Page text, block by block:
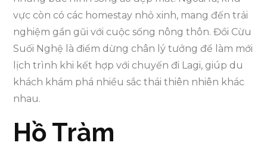
vực còn có các homestay nhỏ xinh, mang đến trải
nghiệm gần gũi với cuộc sống nông thôn. Đồi Cừu
Suối Nghệ là điểm dừng chân lý tưởng để làm mới
lịch trình khi kết hợp với chuyến đi Lagi, giúp du
khách khám phá nhiều sắc thái thiên nhiên khác
nhau.
Hồ Tràm